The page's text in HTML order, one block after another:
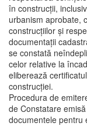
în construcţii,
urbanism aprobate,
construcţiilor şi
documentaţii
se constată
celor relative la
eliberează
construcţiei.
Procedura de
de Constatare
documentele pentru